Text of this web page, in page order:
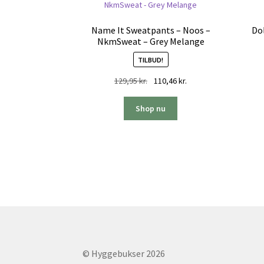
Name It Sweatpants – Noos –
NkmSweat – Grey Melange
TILBUD!
129,95kr.
Den
pris
var:
110,46kr.
Shop nu
© Hyggebukser 2026